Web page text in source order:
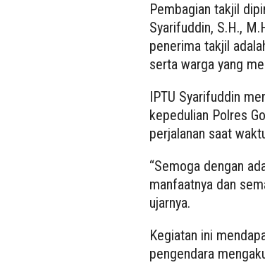
Pembagian takjil
Syarifuddin, S.H.,
penerima takjil
serta warga yang
IPTU Syarifuddin
kepedulian Polres
perjalanan saat
“Semoga dengan
manfaatnya dan
ujarnya.
Kegiatan ini
pengendara